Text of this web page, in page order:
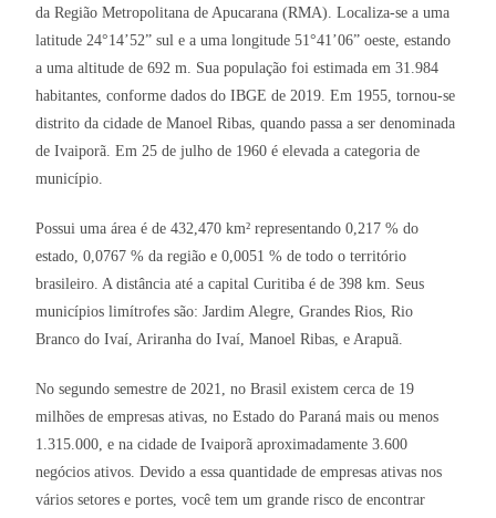
da Região Metropolitana de Apucarana (RMA). Localiza-se a uma
latitude 24°14’52” sul e a uma longitude 51°41’06” oeste, estando
a uma altitude de 692 m. Sua população foi estimada em 31.984
habitantes, conforme dados do IBGE de 2019. Em 1955, tornou-se
distrito da cidade de Manoel Ribas, quando passa a ser denominada
de Ivaiporã. Em 25 de julho de 1960 é elevada a categoria de
município.
Possui uma área é de 432,470 km² representando 0,217 % do
estado, 0,0767 % da região e 0,0051 % de todo o território
brasileiro. A distância até a capital Curitiba é de 398 km. Seus
municípios limítrofes são: Jardim Alegre, Grandes Rios, Rio
Branco do Ivaí, Ariranha do Ivaí, Manoel Ribas, e Arapuã.
No segundo semestre de 2021, no Brasil existem cerca de 19
milhões de empresas ativas, no Estado do Paraná mais ou menos
1.315.000, e na cidade de Ivaiporã aproximadamente 3.600
negócios ativos. Devido a essa quantidade de empresas ativas nos
vários setores e portes, você tem um grande risco de encontrar